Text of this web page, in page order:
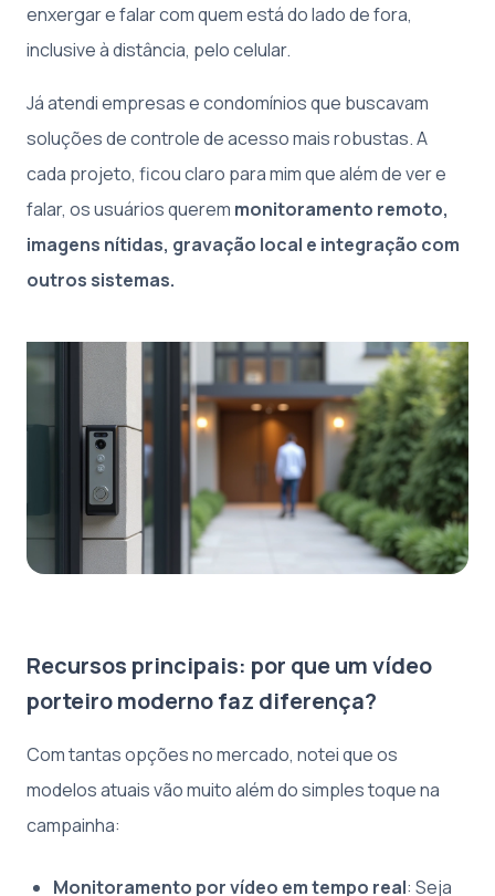
enxergar e falar com quem está do lado de fora,
inclusive à distância, pelo celular.
Já atendi empresas e condomínios que buscavam
soluções de controle de acesso mais robustas. A
cada projeto, ficou claro para mim que além de ver e
falar, os usuários querem monitoramento remoto,
imagens nítidas, gravação local e integração com
outros sistemas.
Recursos principais: por que um vídeo
porteiro moderno faz diferença?
Com tantas opções no mercado, notei que os
modelos atuais vão muito além do simples toque na
campainha:
Monitoramento por vídeo em tempo real: Seja